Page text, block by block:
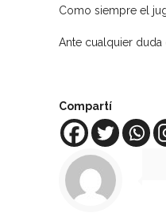
Como siempre el
Ante cualquier
Compartí